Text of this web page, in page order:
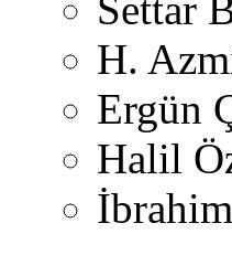
Settar
H.
Ergün
Halil